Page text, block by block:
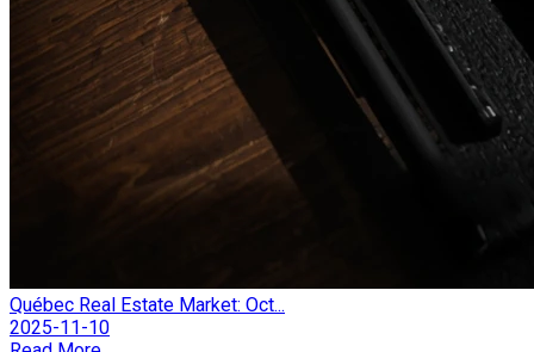
Québec Real Estate Market: Oct...
2025-11-10